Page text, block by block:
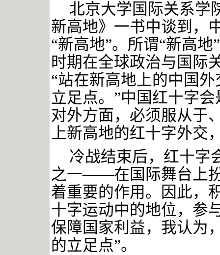
北京大学国际关系学
新高地》一书中谈到，
“新高地”。所谓“新高
时期在全球政治与国际
“站在新高地上的中国
立足点。”中国红十字
对外方面，必须服从于
上新高地的红十字外交
冷战结束后，红十字
之一——在国际舞台上
着重要的作用。因此，
十字运动中的地位，参
保障国家利益，我认为
的立足点”。